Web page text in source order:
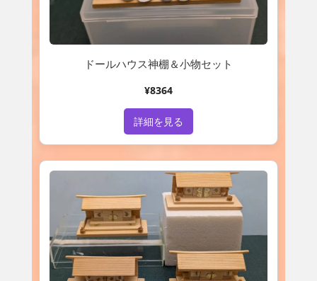
ドールハウス神棚＆小物セット
¥8364
詳細を見る